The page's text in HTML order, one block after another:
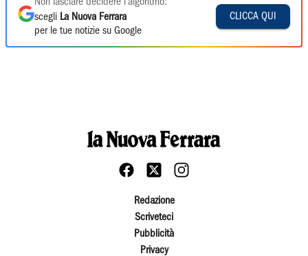
Non lasciare decidere l'algoritmo:
scegli La Nuova Ferrara
per le tue notizie su Google
CLICCA QUI
Redazione
Scriveteci
Pubblicità
Privacy